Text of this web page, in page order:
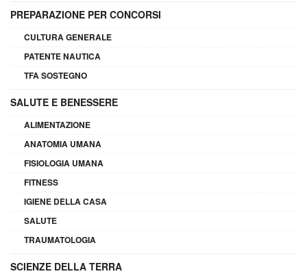
PREPARAZIONE PER CONCORSI
CULTURA GENERALE
PATENTE NAUTICA
TFA SOSTEGNO
SALUTE E BENESSERE
ALIMENTAZIONE
ANATOMIA UMANA
FISIOLOGIA UMANA
FITNESS
IGIENE DELLA CASA
SALUTE
TRAUMATOLOGIA
SCIENZE DELLA TERRA